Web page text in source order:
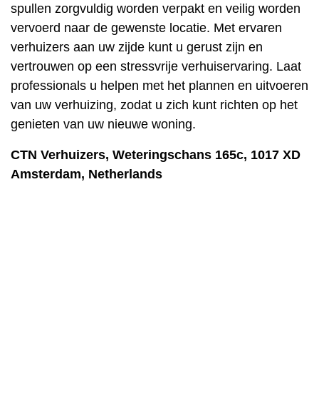
spullen zorgvuldig worden verpakt en veilig worden
vervoerd naar de gewenste locatie. Met ervaren
verhuizers aan uw zijde kunt u gerust zijn en
vertrouwen op een stressvrije verhuiservaring. Laat
professionals u helpen met het plannen en uitvoeren
van uw verhuizing, zodat u zich kunt richten op het
genieten van uw nieuwe woning.
CTN Verhuizers, Weteringschans 165c, 1017 XD
Amsterdam, Netherlands